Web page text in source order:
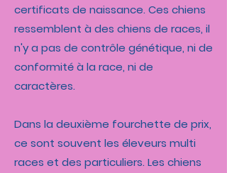
certificats de naissance. Ces chiens
ressemblent à des chiens de races, il
n'y a pas de contrôle génétique, ni de
conformité à la race, ni de
caractères.
Dans la deuxième fourchette de prix,
ce sont souvent les éleveurs multi
races et des particuliers. Les chiens